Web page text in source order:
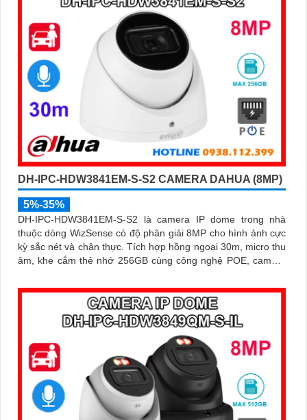
DH-IPC-HDW3841EM-S-S2 CAMERA DAHUA (8MP)
5%-35%
DH-IPC-HDW3841EM-S-S2 là camera IP dome trong nhà
thuộc dòng WizSense có độ phân giải 8MP cho hình ảnh cực
kỳ sắc nét và chân thực. Tích hợp hồng ngoại 30m, micro thu
âm, khe cắm thẻ nhớ 256GB cùng công nghệ POE, camera